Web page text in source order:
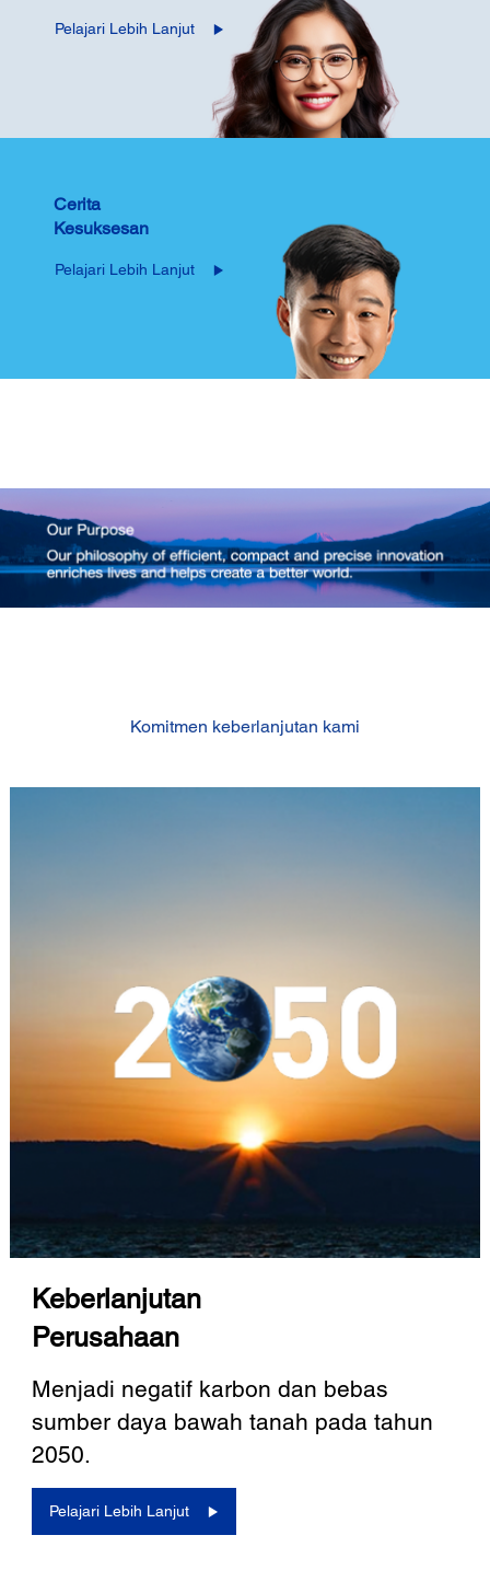
Pelajari Lebih Lanjut
Cerita
Kesuksesan
Pelajari Lebih Lanjut
Komitmen keberlanjutan kami
Keberlanjutan
Perusahaan
Menjadi negatif karbon dan bebas
sumber daya bawah tanah pada tahun
2050.
Pelajari Lebih Lanjut